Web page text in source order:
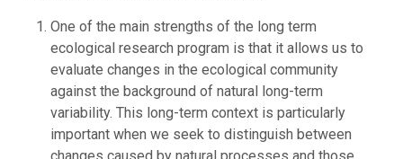
One of the main strengths of the long term
ecological research program is that it allows us to
evaluate changes in the ecological community
against the background of natural long-term
variability. This long-term context is particularly
important when we seek to distinguish between